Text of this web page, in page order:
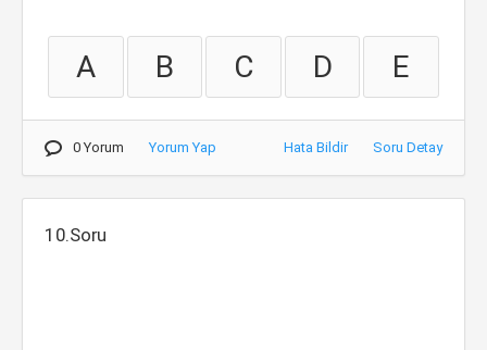
A B C D E
0 Yorum Yorum Yap Hata Bildir Soru Detay
10.Soru